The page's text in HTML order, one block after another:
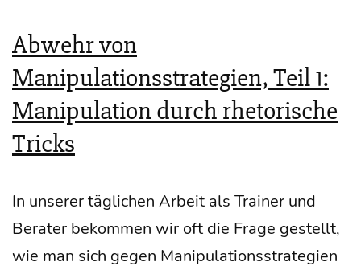
Abwehr von
Manipulationsstrategien, Teil 1:
Manipulation durch rhetorische
Tricks
In unse­rer täg­li­chen Arbeit als Trai­ner und
Bera­ter bekom­men wir oft die Fra­ge gestellt,
wie man sich gegen Mani­pu­la­ti­ons­stra­te­gien